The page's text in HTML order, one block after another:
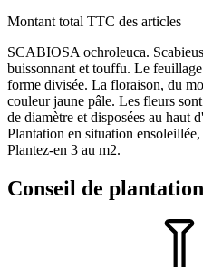
Montant total TTC des articles
SCABIOSA ochroleuca.
buissonnant et touffu. Le
forme divisée. La floraison, du
couleur jaune pâle. Les fleurs
de diamètre et disposées au haut
Plantation en situation
Plantez-en 3 au m2.
Conseil de plantation